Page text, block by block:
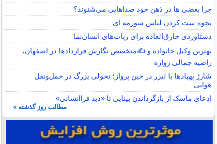
چرا بعضی ها در ذهن خود صداهایی می‌شنوند؟
نحوه ست کردن لباس سورمه ای
دستاوردی خارق‌العاده برای ربات‌های انسان‌نما
بهترین وکیل خانواده و ✍️متخصص نگارش قراردادها در اصفهان،
راضیه جمالی زواره
شارژ پهپادها با لیزر در حین پرواز؛ تحولی بزرگ در حمل‌ونقل
هوایی
ادعای ماسک از بازگرداندن بینایی تا «دید فراانسانی»
مطالب روز گذشته »